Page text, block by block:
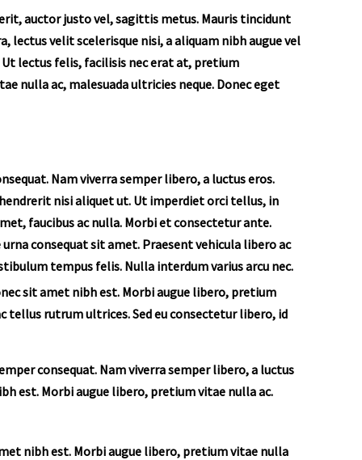
auctor justo vel, sagittis metus. Mauris tincidunt
velit scelerisque nisi, a aliquam nibh augue vel
lectus felis, facilisis nec erat at, pretium
nulla ac, malesuada ultricies neque. Donec eget
Nam viverra semper libero, a luctus eros.
nisi aliquet ut. Ut imperdiet orci tellus, in
faucibus ac nulla. Morbi et consectetur ante.
consequat sit amet. Praesent vehicula libero ac
tempus felis. Nulla interdum varius arcu nec.
sit amet nibh est. Morbi augue libero, pretium
tellus rutrum ultrices. Sed eu consectetur libero, id
consequat. Nam viverra semper libero, a luctus
est. Morbi augue libero, pretium vitae nulla ac.
nibh est. Morbi augue libero, pretium vitae nulla